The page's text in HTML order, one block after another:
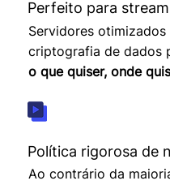
Perfeito para
Servidores
criptografia de dados
o que quiser, onde
Política rigorosa de
Ao contrário da